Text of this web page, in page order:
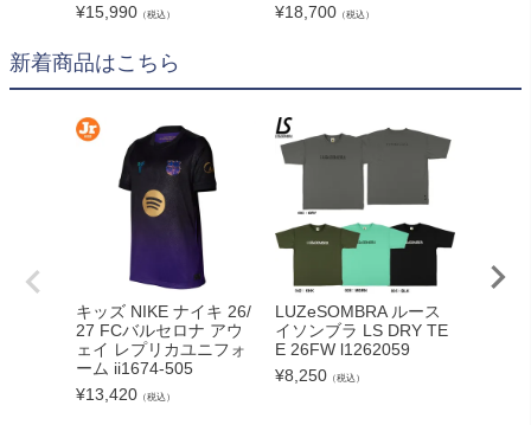
¥15,990 （税込）
¥18,700 （税込）
新着商品はこちら
キッズ NIKE ナイキ 26/
27 FCバルセロナ アウ
ェイ レプリカユニフォ
ーム ii1674-505
¥13,420 （税込）
LUZeSOMBRA ルース
イソンブラ LS DRY TE
E 26FW l1262059
¥8,250 （税込）